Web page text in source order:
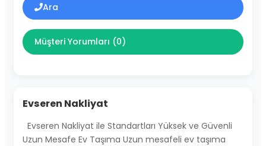
Ara
Müşteri Yorumları (0)
Evseren Nakliyat
Evseren Nakliyat ile Standartları Yüksek ve Güvenli
Uzun Mesafe Ev Taşıma Uzun mesafeli ev taşıma